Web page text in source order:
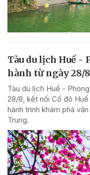
Tàu du lịch Huế
hành từ ngày 28/8
Tàu du lịch Huế -
28/8, kết nối Cố đô
hành trình khám phá
Trung.